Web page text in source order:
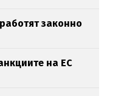
законно
на ЕС